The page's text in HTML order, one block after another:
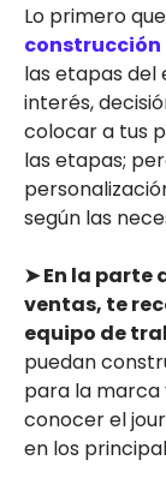
Lo primero
construcción
las etapas del
interés,
colocar a tus
las etapas;
según las
➤ En la parte
ventas, te
equipo de
puedan
para la marca
conocer el
en los